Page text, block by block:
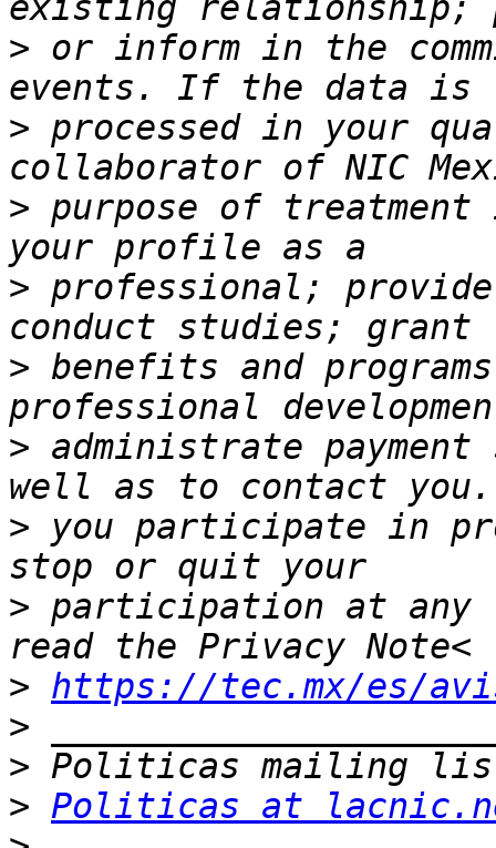
> or inform in the
> processed in your
> purpose of treatment
> professional;
> benefits and
> administrate
> you participate in
> participation at any
> https://tec.mx/es/
>
>
> Politicas at